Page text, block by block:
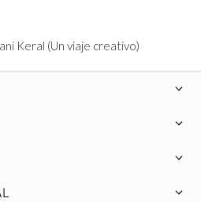
Keral (Un viaje creativo)